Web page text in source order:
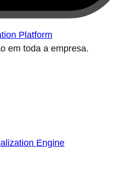
Platform
em toda a empresa.
Engine